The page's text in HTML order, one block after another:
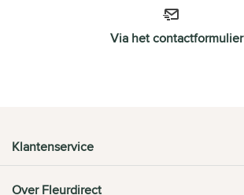
Via het contactformulier
Klantenservice
Over Fleurdirect